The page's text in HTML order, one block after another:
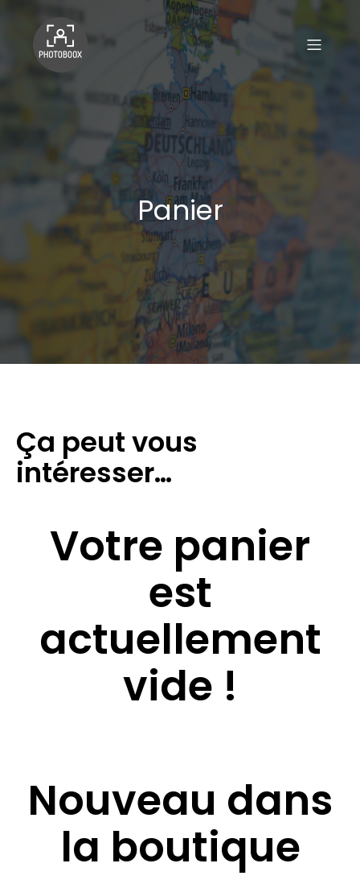
Panier
Ça peut vous
intéresser…
Votre panier
est
actuellement
vide !
Nouveau dans
la boutique